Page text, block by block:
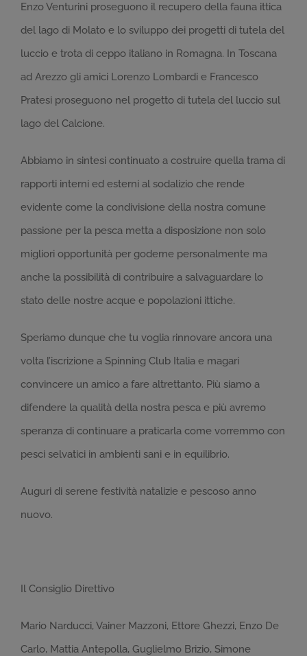
Enzo Venturini proseguono il recupero della fauna ittica
del lago di Molato e lo sviluppo dei progetti di tutela del
luccio e trota di ceppo italiano in Romagna. In Toscana
ad Arezzo gli amici Lorenzo Lombardi e Francesco
Pratesi proseguono nel progetto di tutela del luccio sul
lago del Calcione.
Abbiamo in sintesi continuato a costruire quella trama di
rapporti interni ed esterni al sodalizio che rende
evidente come la condivisione della nostra comune
passione per la pesca metta a disposizione non solo
migliori opportunità per goderne personalmente ma
anche la possibilità di contribuire a salvaguardare lo
stato delle nostre acque e popolazioni ittiche.
Speriamo dunque che tu voglia rinnovare ancora una
volta l’iscrizione a Spinning Club Italia e magari
convincere un amico a fare altrettanto. Più siamo a
difendere la qualità della nostra pesca e più avremo
speranza di continuare a praticarla come vorremmo con
pesci selvatici in ambienti sani e in equilibrio.
Auguri di serene festività natalizie e pescoso anno
nuovo.
Il Consiglio Direttivo
Mario Narducci, Vainer Mazzoni, Ettore Ghezzi, Enzo De
Carlo, Mattia Antepolla, Guglielmo Brizio, Simone